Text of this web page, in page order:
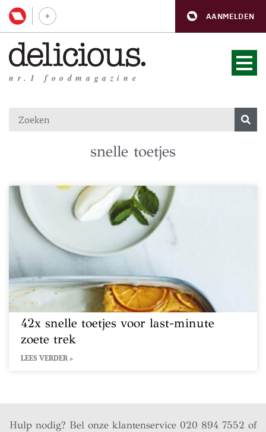
AANMELDEN
nr.1 foodmagazine
snelle toetjes
42x snelle toetjes voor last-minute
zoete trek
LEES VERDER »
Hulp nodig? Bel onze klantenservice 020 894 7552 of